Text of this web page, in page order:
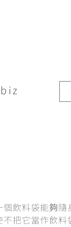
biz
飲料袋能夠隨
把它當作飲料